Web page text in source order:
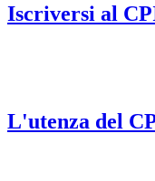
Iscriversi al
L'utenza del